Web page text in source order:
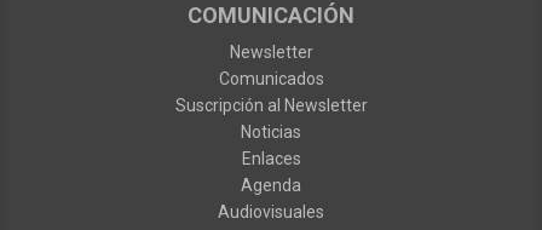
COMUNICACIÓN
Newsletter
Comunicados
Suscripción al Newsletter
Noticias
Enlaces
Agenda
Audiovisuales